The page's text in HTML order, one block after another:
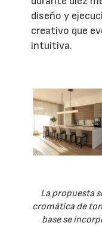
diseño y
creativo que
intuitiva.
La propuesta
cromática de
base se